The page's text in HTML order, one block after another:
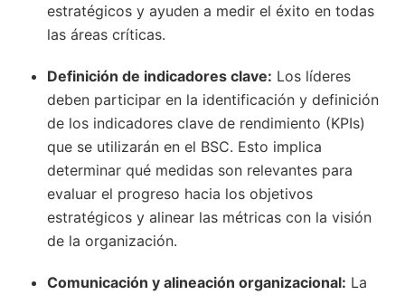
estratégicos y ayuden a medir el éxito en todas
las áreas críticas.
Definición de indicadores clave: Los líderes
deben participar en la identificación y definición
de los indicadores clave de rendimiento (KPIs)
que se utilizarán en el BSC. Esto implica
determinar qué medidas son relevantes para
evaluar el progreso hacia los objetivos
estratégicos y alinear las métricas con la visión
de la organización.
Comunicación y alineación organizacional: La